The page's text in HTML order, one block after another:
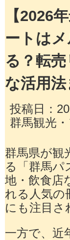
【2026
ートは
る？転
な活用
投稿日：
群馬観光
群馬県が観
る「群馬パ
地・飲食店
れる人気の
にも注目さ
一方で、近